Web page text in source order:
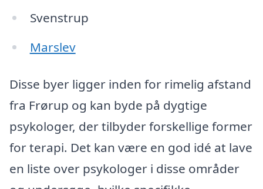
Svenstrup
Marslev
Disse byer ligger inden for rimelig afstand
fra Frørup og kan byde på dygtige
psykologer, der tilbyder forskellige former
for terapi. Det kan være en god idé at lave
en liste over psykologer i disse områder